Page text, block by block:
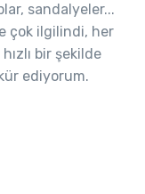
sandalyeler...
çok ilgilindi, her
bir şekilde
ediyorum.